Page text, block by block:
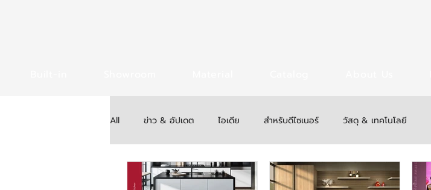
All ข่าว & อัปเดต ไอเดีย สำหรับดีไซเนอร์ วัสดุ & เทคโนโลยี